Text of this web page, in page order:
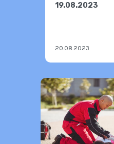
19.08.2023
20.08.2023